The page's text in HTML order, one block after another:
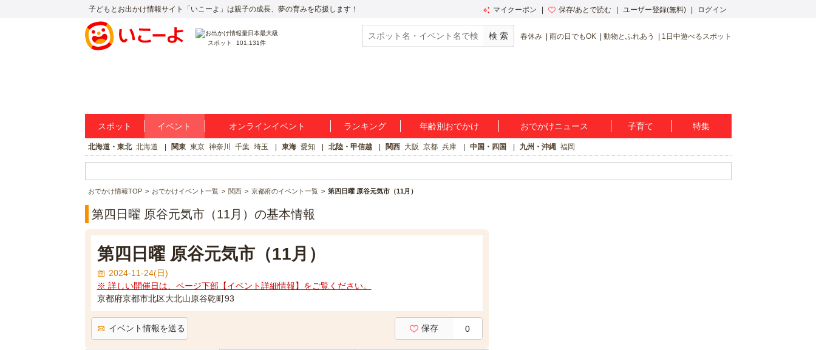
子どもとお出かけ情報サイト「いこーよ」は親子の成長、夢の育みを応援します！ マイクーポン 保存/あとで読む ユーザー登録(無料) ログイン
スポット 101,131件
春休み 雨の日でもOK 動物とふれあう 1日中遊べるスポット
スポット イベント オンラインイベント ランキング 年齢別おでかけ おでかけニュース 子育て 特集
北海道・東北 北海道 関東 東京 神奈川 千葉 埼玉 東海 愛知 北陸・甲信越 関西 大阪 京都 兵庫 中国・四国 九州・沖縄 福岡
おでかけ情報TOP おでかけイベント一覧 関西 京都府のイベント一覧 第四日曜 原谷元気市（11月）
第四日曜 原谷元気市（11月）の基本情報
第四日曜 原谷元気市（11月）
2024-11-24(日)
※ 詳しい開催日は、ページ下部【イベント詳細情報】をご覧ください。
京都府京都市北区大北山原谷乾町93
イベント情報を送る 保存 0